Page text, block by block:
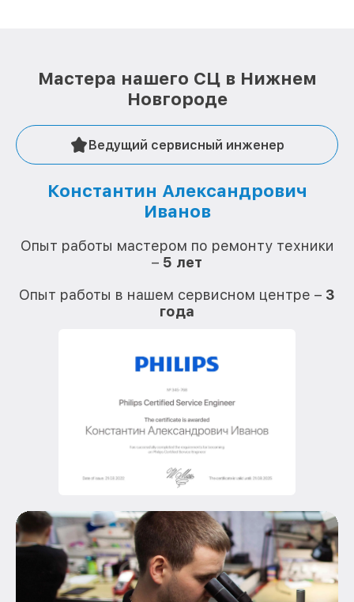
Мастера нашего СЦ в Нижнем
Новгороде
Ведущий сервисный инженер
Константин Александрович
Иванов
Опыт работы мастером по ремонту техники
– 5 лет
Опыт работы в нашем сервисном центре – 3
года